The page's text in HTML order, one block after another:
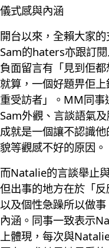
儀式感與內涵
開台以來，全賴大家
Sam的haters亦跟訂
負面留言有「見到佢
就算，一個好題畀佢
重受訪者」。MM同事
Sam外觀、言談語氣
成就是一個讓不認識
貌等觀感不好的原因。
而Natalie的言談舉止
但出事的地方在於「
以及個性急躁所以做
內涵。同事一致表示
上體現，每次與